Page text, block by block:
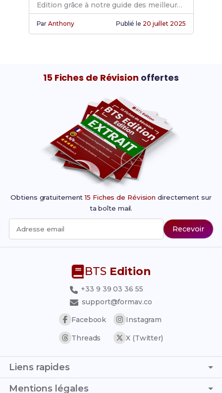
Edition grâce à notre guide des meilleurs
choix école BTS.
ParAnthony Publié le 20 juillet 2025
15 Fiches de Révision offertes
Obtiens gratuitement15 Fiches de Révision directement sur
ta boîte mail.
Adresse email Recevoir
BTS Edition
+33 9 39 03 36 55
support@formav.co
Facebook
Instagram
Threads X (Twitter)
Liens rapides
Page d'accueil
Mentions légales